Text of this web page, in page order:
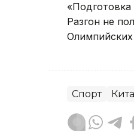
«Подготовка
Разгон не
Спорт